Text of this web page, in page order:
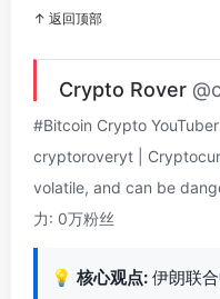
↑ 返回顶部
Crypto Rover
#Bitcoin Crypto
cryptoroveryt |
volatile, and can be
力: 0万粉丝
💡 核心观点: 伊朗联